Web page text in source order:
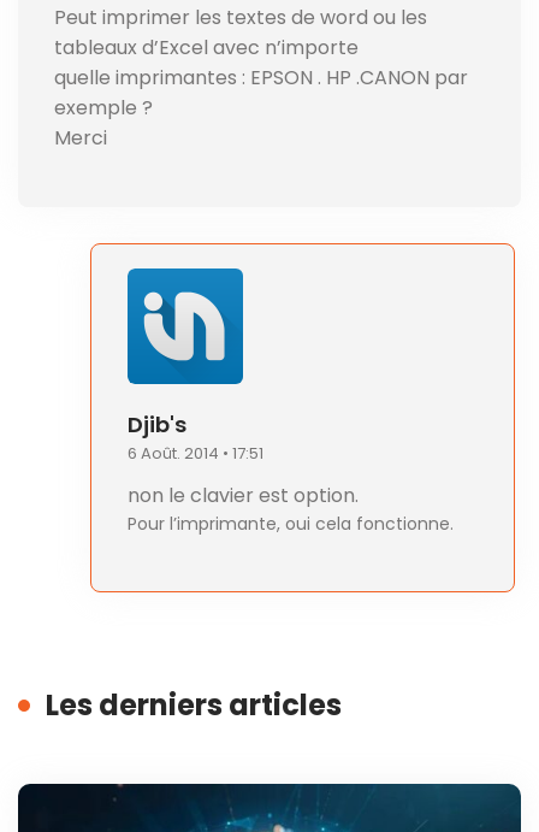
Peut imprimer les textes de word ou les
tableaux d’Excel avec n’importe
quelle imprimantes : EPSON . HP .CANON par
exemple ?
Merci
Djib's
6 Août. 2014 • 17:51
non le clavier est option.
Pour l’imprimante, oui cela fonctionne.
Les derniers articles